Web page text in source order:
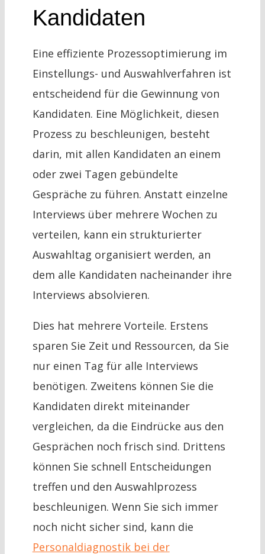
Kandidaten
Eine effiziente Prozessoptimierung im
Einstellungs- und Auswahlverfahren ist
entscheidend für die Gewinnung von
Kandidaten. Eine Möglichkeit, diesen
Prozess zu beschleunigen, besteht
darin, mit allen Kandidaten an einem
oder zwei Tagen gebündelte
Gespräche zu führen. Anstatt einzelne
Interviews über mehrere Wochen zu
verteilen, kann ein strukturierter
Auswahltag organisiert werden, an
dem alle Kandidaten nacheinander ihre
Interviews absolvieren.
Dies hat mehrere Vorteile. Erstens
sparen Sie Zeit und Ressourcen, da Sie
nur einen Tag für alle Interviews
benötigen. Zweitens können Sie die
Kandidaten direkt miteinander
vergleichen, da die Eindrücke aus den
Gesprächen noch frisch sind. Drittens
können Sie schnell Entscheidungen
treffen und den Auswahlprozess
beschleunigen. Wenn Sie sich immer
noch nicht sicher sind, kann die
Personaldiagnostik bei der